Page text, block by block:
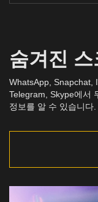
숨겨진 스
WhatsApp, Snapchat,
Telegram, Skype에서
정보를 알 수 있습니다.